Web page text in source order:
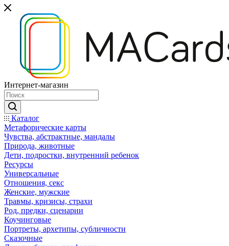
Интернет-магазин
Каталог
Mетафорические карты
Чувства, абстрактные, мандалы
Природа, животные
Дети, подростки, внутренний ребенок
Ресурсы
Универсальные
Отношения, секс
Женские, мужские
Травмы, кризисы, страхи
Род, предки, сценарии
Коучинговые
Портреты, архетипы, субличности
Сказочные